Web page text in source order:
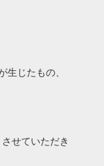
じたもの、
せていただき